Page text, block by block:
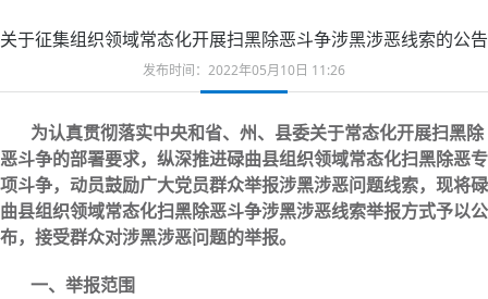
关于征集组织领域常态化开展扫黑除恶斗争涉黑涉恶线索的公告
发布时间：2022年05月10日 11:26
为认真贯彻落实中央和省、州、县委关于常态化开展扫黑除
恶斗争的部署要求，纵深推进碌曲县组织领域常态化扫黑除恶专
项斗争，动员鼓励广大党员群众举报涉黑涉恶问题线索，现将碌
曲县组织领域常态化扫黑除恶斗争涉黑涉恶线索举报方式予以公
布，接受群众对涉黑涉恶问题的举报。
一、举报范围